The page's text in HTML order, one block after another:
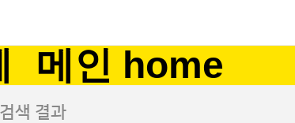
메인 home
색 결과